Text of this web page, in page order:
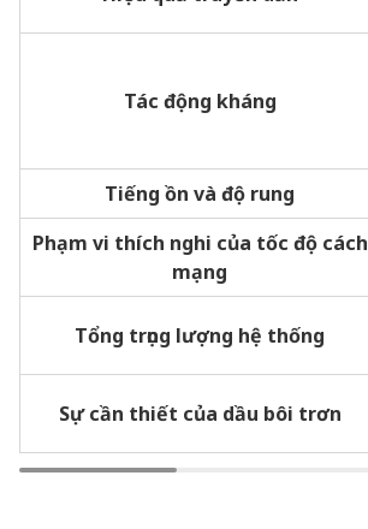
Tác động kháng
Tiếng ồn và độ rung
Phạm vi thích nghi của tốc độ cách
mạng
Tổng trọng lượng hệ thống
Sự cần thiết của dầu bôi trơn